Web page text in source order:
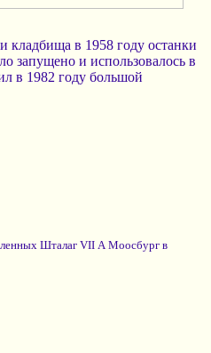
кладбища в 1958 году останки
запущено и использовалось в
в 1982 году большой
Шталаг VII А Моосбург в